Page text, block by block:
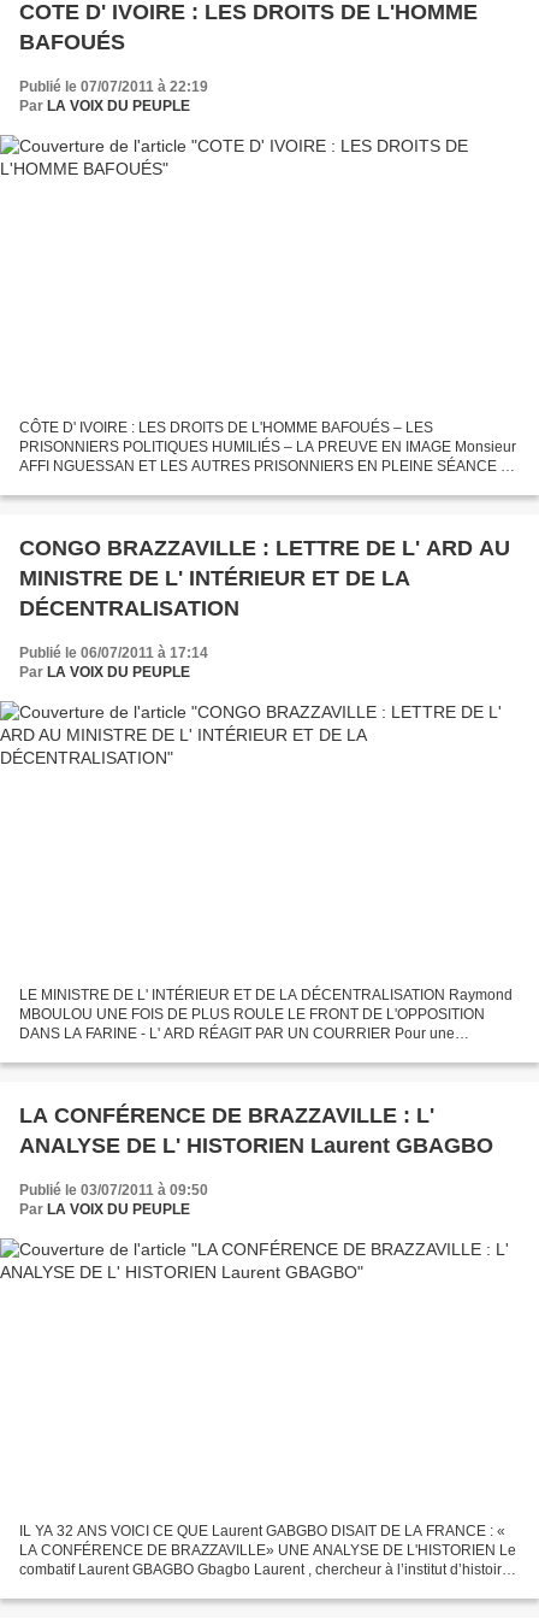
COTE D' IVOIRE : LES DROITS DE L'HOMME
BAFOUÉS
Publié le 07/07/2011 à 22:19
Par LA VOIX DU PEUPLE
CÔTE D' IVOIRE : LES DROITS DE L'HOMME BAFOUÉS – LES
PRISONNIERS POLITIQUES HUMILIÉS – LA PREUVE EN IMAGE Monsieur
AFFI NGUESSAN ET LES AUTRES PRISONNIERS EN PLEINE SÉANCE D'
Côte...
CONGO BRAZZAVILLE : LETTRE DE L' ARD AU
MINISTRE DE L' INTÉRIEUR ET DE LA
DÉCENTRALISATION
Publié le 06/07/2011 à 17:14
Par LA VOIX DU PEUPLE
LE MINISTRE DE L' INTÉRIEUR ET DE LA DÉCENTRALISATION Raymond
MBOULOU UNE FOIS DE PLUS ROULE LE FRONT DE L'OPPOSITION
DANS LA FARINE - L' ARD RÉAGIT PAR UN COURRIER Pour une
dénonçons
LA CONFÉRENCE DE BRAZZAVILLE : L'
ANALYSE DE L' HISTORIEN Laurent GBAGBO
Publié le 03/07/2011 à 09:50
Par LA VOIX DU PEUPLE
IL YA 32 ANS VOICI CE QUE Laurent GABGBO DISAIT DE LA FRANCE : «
LA CONFÉRENCE DE BRAZZAVILLE» UNE ANALYSE DE L'HISTORIEN Le
combatif Laurent GBAGBO Gbagbo Laurent , chercheur à l’institut d’histoire